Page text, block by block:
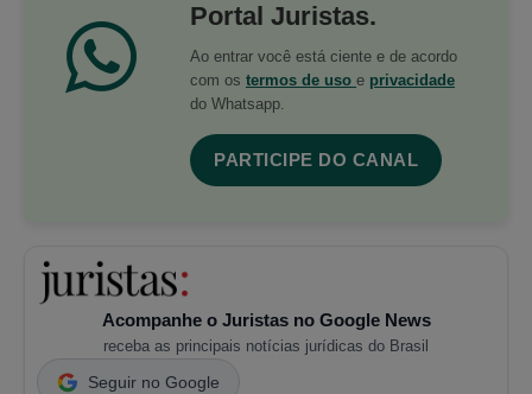
Portal Juristas.
Ao entrar você está ciente e de acordo
com os termos de uso e privacidade
do Whatsapp.
PARTICIPE DO CANAL
Acompanhe o Juristas no Google News
receba as principais notícias jurídicas do Brasil
Seguir no Google